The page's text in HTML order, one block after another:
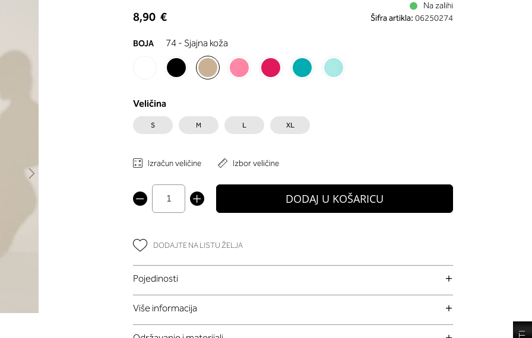
8,90 €
Na zalihi
Šifra artikla: 06250274
BOJA 74 - Sjajna koža
Veličina
S M L XL
Izračun veličine Izbor veličine
DODAJ U KOŠARICU
DODAJTE NA LISTU ŽELJA
Pojedinosti
Više informacija